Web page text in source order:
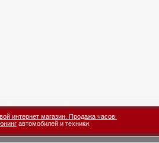
интернет магазин. Продажа часов.
автомобилей и техники.